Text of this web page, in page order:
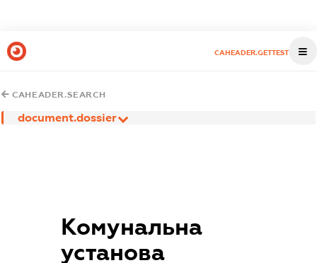
CAHEADER.GETTEST
CAHEADER.SEARCH
document.dossier
Комунальна
установа